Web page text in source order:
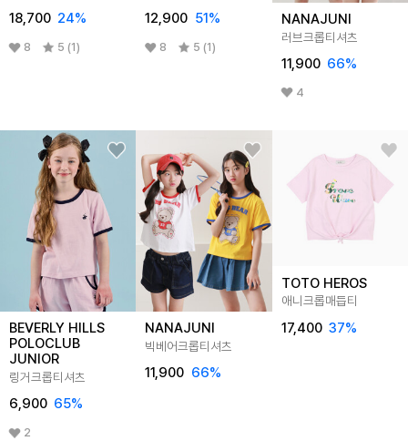
18,700 24%
8 5 (1)
12,900 51%
8 5 (1)
NANAJUNI
러브크롭티셔츠
11,900 66%
4
BEVERLY HILLS
POLOCLUB
JUNIOR
링거크롭티셔츠
6,900 65%
2
NANAJUNI
빅베어크롭티셔츠
11,900 66%
TOTO HEROS
애니크롭매듭티
17,400 37%